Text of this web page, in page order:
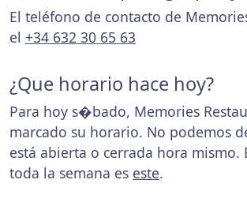
El teléfono de contacto de
el +34 632 30 65 63
¿Que horario hace hoy?
Para hoy s�bado, Memories
marcado su horario. No podemos
está abierta o cerrada hora mismo.
toda la semana es este.